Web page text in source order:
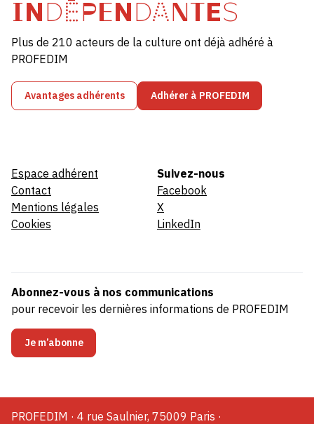
INDÉPENDANTES
Plus de 210 acteurs de la culture ont déjà adhéré à
PROFEDIM
Avantages adhérents Adhérer à PROFEDIM
Espace adhérent
Contact
Mentions légales
Cookies
Suivez-nous
Facebook
X
LinkedIn
Abonnez-vous à nos communications
pour recevoir les dernières informations de PROFEDIM
Je m’abonne
PROFEDIM · 4 rue Saulnier, 75009 Paris ·